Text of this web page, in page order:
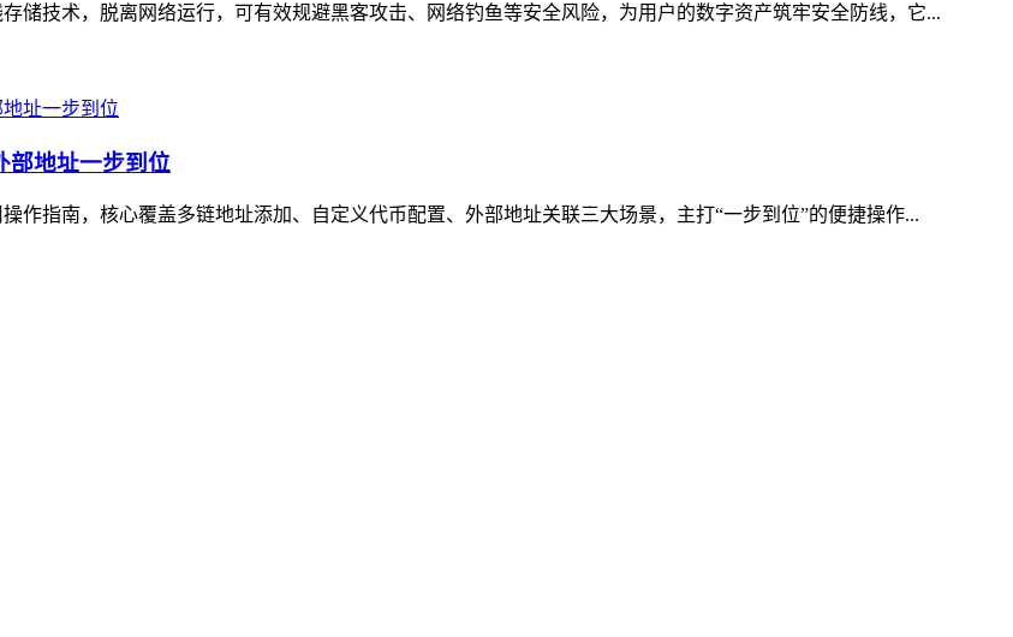
储技术，脱离网络运行，可有效规避黑客攻击、网络钓鱼等安全风险，为用户的数字资产筑牢安全防线，它...
部地址一步到位
作指南，核心覆盖多链地址添加、自定义代币配置、外部地址关联三大场景，主打“一步到位”的便捷操作...